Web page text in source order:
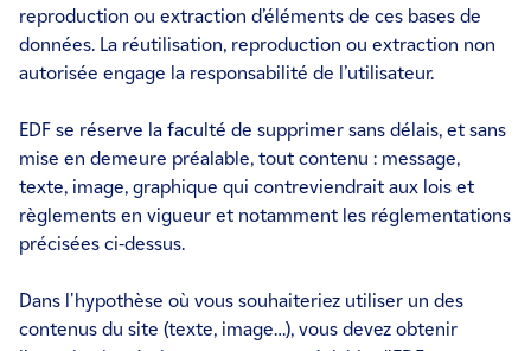
reproduction ou extraction d’éléments de ces bases de
données. La réutilisation, reproduction ou extraction non
autorisée engage la responsabilité de l’utilisateur.
EDF se réserve la faculté de supprimer sans délais, et sans
mise en demeure préalable, tout contenu : message,
texte, image, graphique qui contreviendrait aux lois et
règlements en vigueur et notamment les réglementations
précisées ci-dessus.
Dans l'hypothèse où vous souhaiteriez utiliser un des
contenus du site (texte, image…), vous devez obtenir